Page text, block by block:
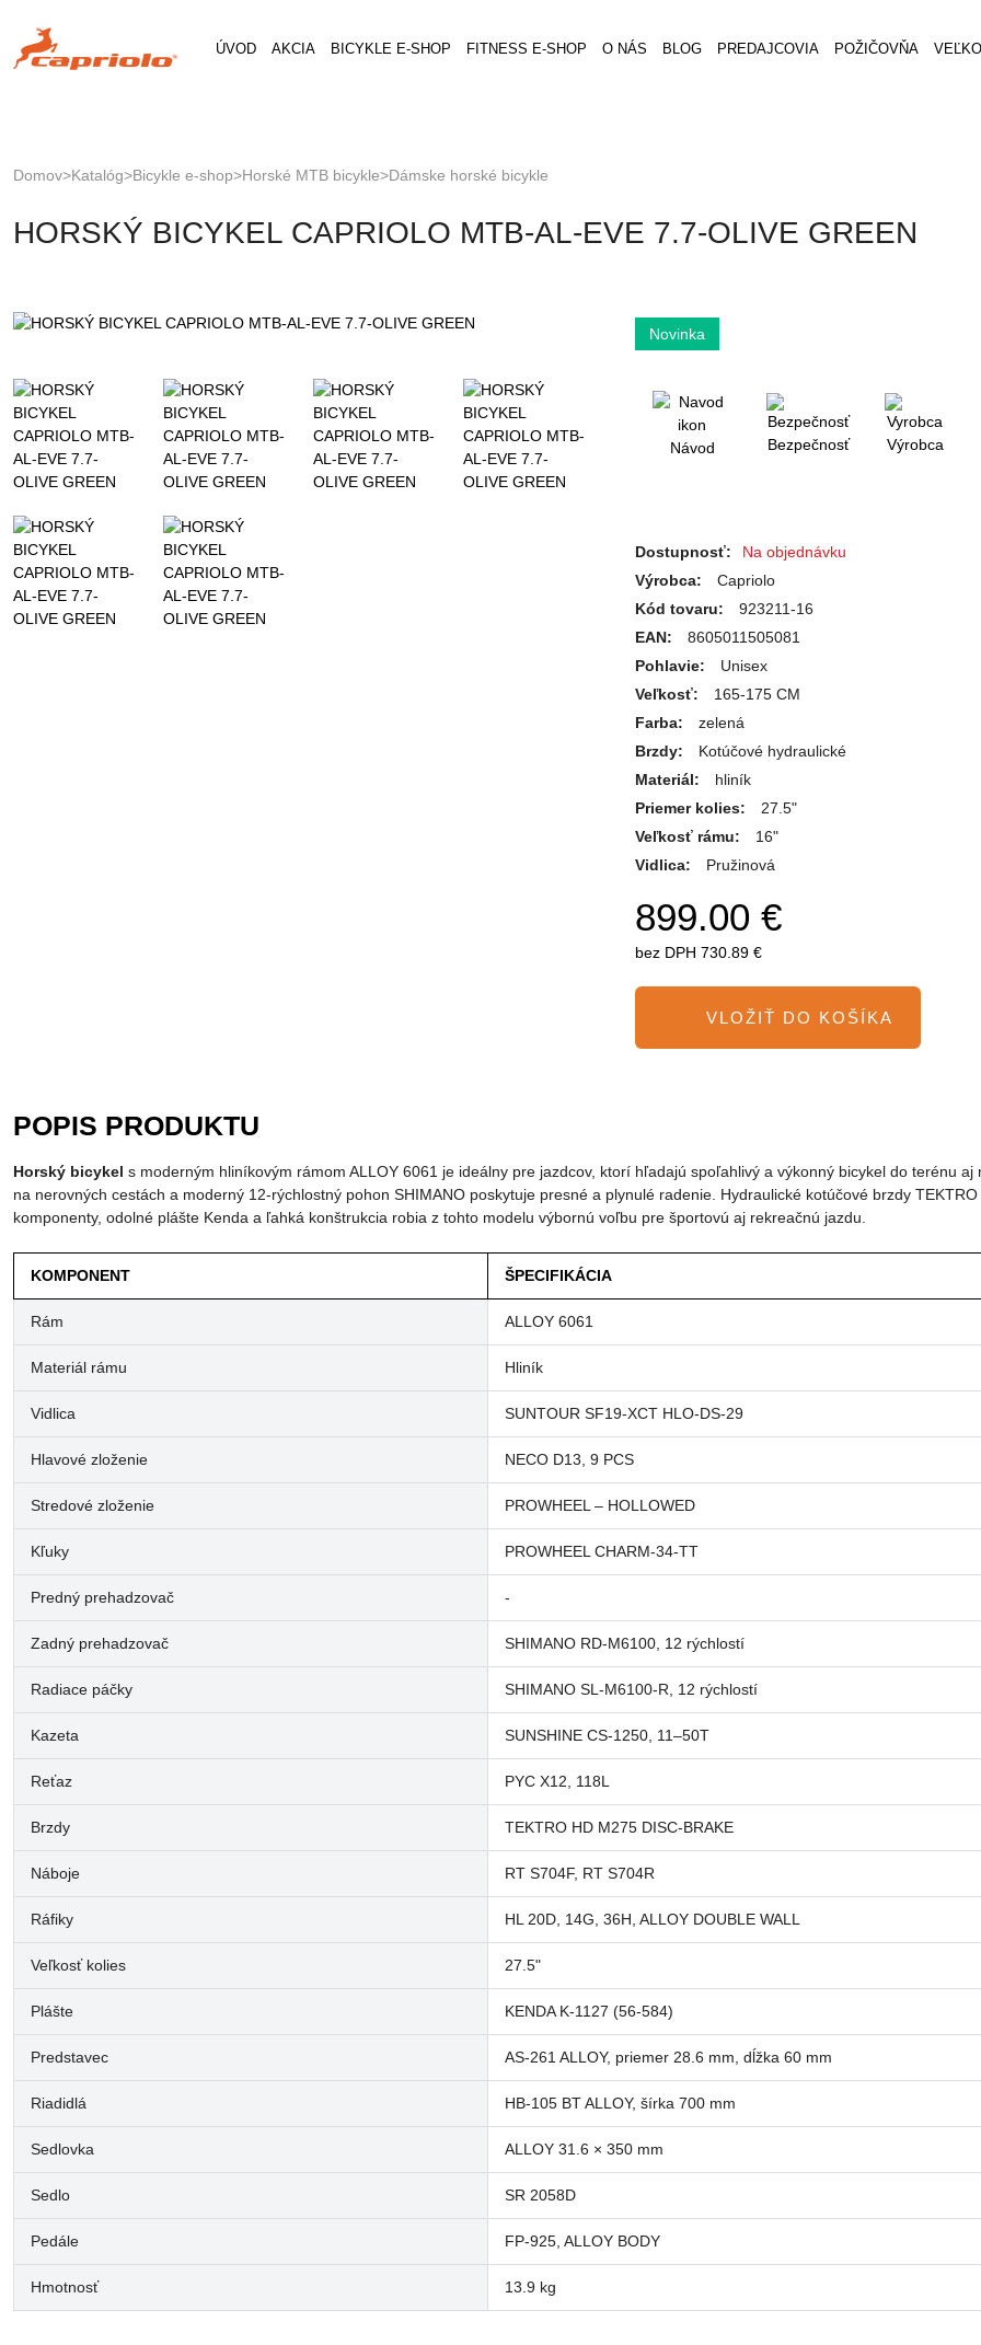
navigation
ÚVOD AKCIA BICYKLE E-SHOP FITNESS E-SHOP O NÁS BLOG PREDAJCOVIA POŽIČOVŇA
sa
Domov>Katalóg>Bicykle e-shop>Horské MTB bicykle>Dámske horské bicykle
to
HORSKÝ BICYKEL CAPRIOLO MTB-AL-EVE 7.7-OLIVE GREEN
Návod Bezpečnosť Výrobca
Dostupnosť:
Na objednávku
Výrobca:
Capriolo
Kód tovaru:
923211-16
EAN:
8605011505081
Pohlavie:
Unisex
Veľkosť:
165-175 CM
Farba:
zelená
Brzdy:
Kotúčové hydraulické
Materiál:
hliník
Priemer kolies:
27.5"
Veľkosť rámu:
16"
Vidlica:
Pružinová
899.00 €
bez DPH 730.89 €
POPIS PRODUKTU
Horský bicykel s moderným hliníkovým rámom ALLOY 6061 je ideálny pre jazdcov, ktorí hľadajú spoľahlivý a výkonný bicykel do terénu
na nerovných cestách a moderný 12-rýchlostný pohon SHIMANO poskytuje presné a plynulé radenie. Hydraulické kotúčové brzdy
komponenty, odolné plášte Kenda a ľahká konštrukcia robia z tohto modelu výbornú voľbu pre športovú aj rekreačnú jazdu.
KOMPONENT ŠPECIFIKÁCIA
Rám ALLOY 6061
Materiál rámu Hliník
Vidlica SUNTOUR SF19-XCT HLO-DS-29
Hlavové zloženie NECO D13, 9 PCS
Stredové zloženie PROWHEEL – HOLLOWED
Kľuky PROWHEEL CHARM-34-TT
Predný prehadzovač -
Zadný prehadzovač SHIMANO RD-M6100, 12 rýchlostí
Radiace páčky SHIMANO SL-M6100-R, 12 rýchlostí
Kazeta SUNSHINE CS-1250, 11–50T
Reťaz PYC X12, 118L
Brzdy TEKTRO HD M275 DISC-BRAKE
Náboje RT S704F, RT S704R
Ráfiky HL 20D, 14G, 36H, ALLOY DOUBLE WALL
Veľkosť kolies 27.5"
Plášte KENDA K-1127 (56-584)
Predstavec AS-261 ALLOY, priemer 28.6 mm, dĺžka 60 mm
Riadidlá HB-105 BT ALLOY, šírka 700 mm
Sedlovka ALLOY 31.6 × 350 mm
Sedlo SR 2058D
Pedále FP-925, ALLOY BODY
Hmotnosť 13.9 kg